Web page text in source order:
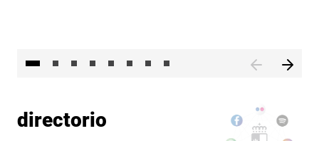
directorio